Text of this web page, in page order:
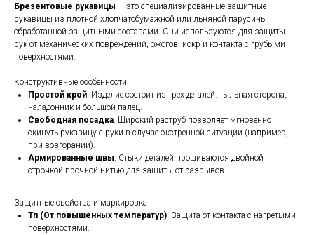
Брезентовые рукавицы — это специализированные защитные
рукавицы из плотной хлопчатобумажной или льняной парусины,
обработанной защитными составами. Они используются для защиты
рук от механических повреждений, ожогов, искр и контакта с грубыми
поверхностями.
Конструктивные особенности
Простой крой. Изделие состоит из трех деталей: тыльная сторона,
наладонник и большой палец.
Свободная посадка. Широкий раструб позволяет мгновенно
скинуть рукавицу с руки в случае экстренной ситуации (например,
при возгорании).
Армированные швы. Стыки деталей прошиваются двойной
строчкой прочной нитью для защиты от разрывов.
Защитные свойства и маркировка
Тп (От повышенных температур). Защита от контакта с нагретыми
поверхностями.